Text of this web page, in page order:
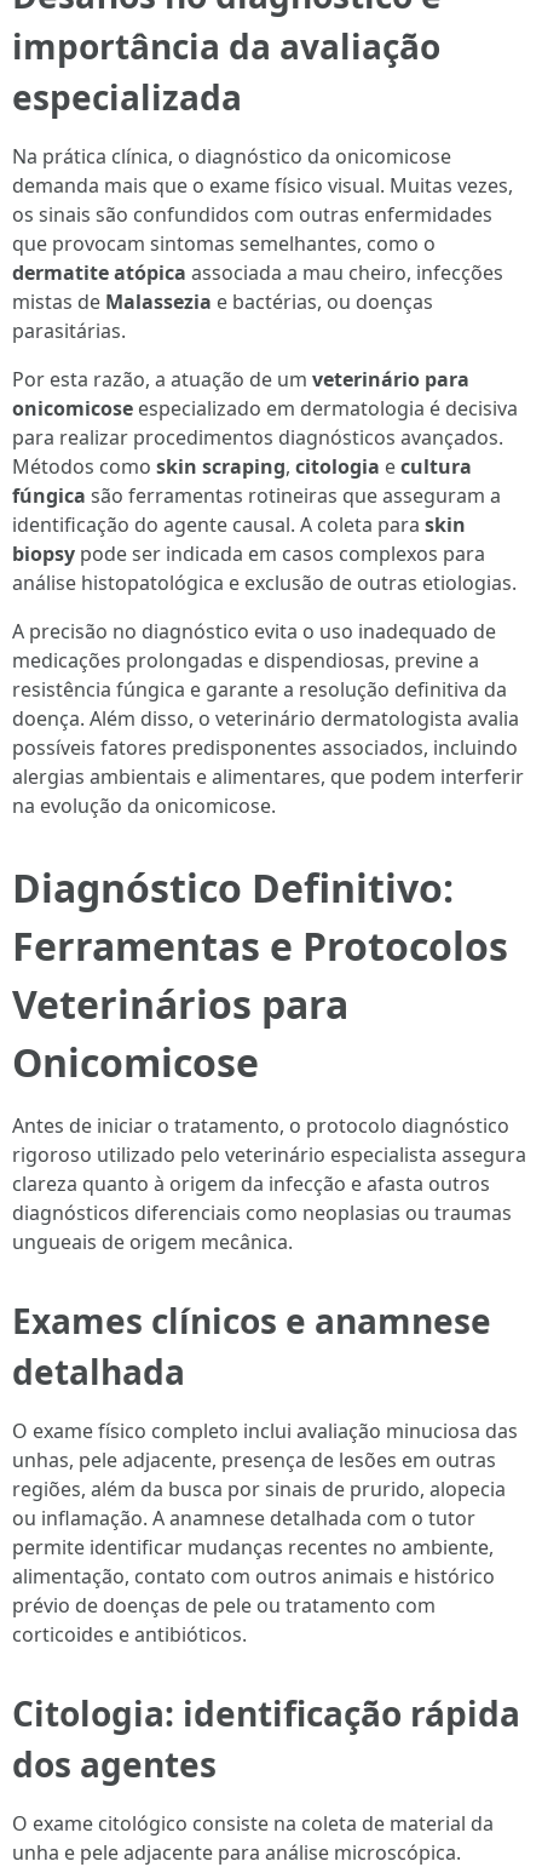
importância da avaliação
especializada
Na prática clínica, o diagnóstico da onicomicose
demanda mais que o exame físico visual. Muitas vezes,
os sinais são confundidos com outras enfermidades
que provocam sintomas semelhantes, como o
dermatite atópica associada a mau cheiro, infecções
mistas de Malassezia e bactérias, ou doenças
parasitárias.
Por esta razão, a atuação de um veterinário para
onicomicose especializado em dermatologia é decisiva
para realizar procedimentos diagnósticos avançados.
Métodos como skin scraping, citologia ecultura
fúngica são ferramentas rotineiras que asseguram a
identificação do agente causal. A coleta para skin
biopsy pode ser indicada em casos complexos para
análise histopatológica e exclusão de outras etiologias.
A precisão no diagnóstico evita o uso inadequado de
medicações prolongadas e dispendiosas, previne a
resistência fúngica e garante a resolução definitiva da
doença. Além disso, o veterinário dermatologista avalia
possíveis fatores predisponentes associados, incluindo
alergias ambientais e alimentares, que podem interferir
na evolução da onicomicose.
Diagnóstico Definitivo:
Ferramentas e Protocolos
Veterinários para
Onicomicose
Antes de iniciar o tratamento, o protocolo diagnóstico
rigoroso utilizado pelo veterinário especialista assegura
clareza quanto à origem da infecção e afasta outros
diagnósticos diferenciais como neoplasias ou traumas
ungueais de origem mecânica.
Exames clínicos e anamnese
detalhada
O exame físico completo inclui avaliação minuciosa das
unhas, pele adjacente, presença de lesões em outras
regiões, além da busca por sinais de prurido, alopecia
ou inflamação. A anamnese detalhada com o tutor
permite identificar mudanças recentes no ambiente,
alimentação, contato com outros animais e histórico
prévio de doenças de pele ou tratamento com
corticoides e antibióticos.
Citologia: identificação rápida
dos agentes
O exame citológico consiste na coleta de material da
unha e pele adjacente para análise microscópica.